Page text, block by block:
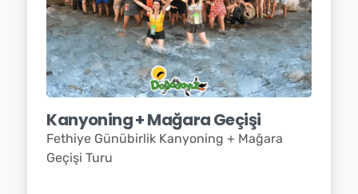
Kanyoning + Mağara Geçişi
Fethiye Günübirlik Kanyoning + Mağara
Geçişi Turu